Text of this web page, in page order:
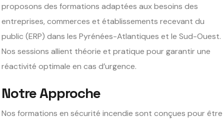
proposons des formations adaptées aux besoins des
entreprises, commerces et établissements recevant du
public (ERP) dans les Pyrénées-Atlantiques et le Sud-Ouest.
Nos sessions allient théorie et pratique pour garantir une
réactivité optimale en cas d’urgence.
Notre Approche
Nos formations en sécurité incendie sont conçues pour être